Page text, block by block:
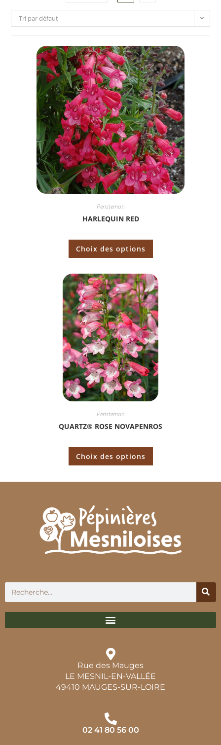
Tri par défaut
Penstemon
HARLEQUIN RED
Choix des options
Penstemon
QUARTZ® ROSE NOVAPENROS
Choix des options
Rue des Mauges
LE MESNIL-EN-VALLÉE
49410 MAUGES-SUR-LOIRE
02 41 80 56 00